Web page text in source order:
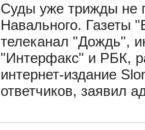
Суды уже трижды не
Навального. Газеты
телеканал "Дождь",
"Интерфакс" и РБК,
интернет-издание
ответчиков, заявил